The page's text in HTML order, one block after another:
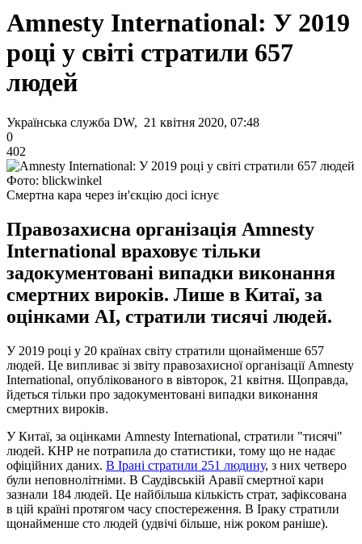
Amnesty International: У 2019
році у світі стратили 657
людей
Українська служба DW, 21 квітня 2020, 07:48
0
402
Фото: blickwinkel
Смертна кара через ін'єкцію досі існує
Правозахисна організація Amnesty
International враховує тільки
задокументовані випадки виконання
смертних вироків. Лише в Китаї, за
оцінками AI, стратили тисячі людей.
У 2019 році у 20 країнах світу стратили щонайменше 657
людей. Це випливає зі звіту правозахисної організації Amnesty
International, опублікованого в вівторок, 21 квітня. Щоправда,
йдеться тільки про задокументовані випадки виконання
смертних вироків.
У Китаї, за оцінками Amnesty International, стратили "тисячі"
людей. КНР не потрапила до статистики, тому що не надає
офіційних даних. В Ірані стратили 251 людину, з них четверо
були неповнолітніми. В Саудівській Аравії смертної кари
зазнали 184 людей. Це найбільша кількість страт, зафіксована
в цій країні протягом часу спостереження. В Іраку стратили
щонайменше сто людей (удвічі більше, ніж роком раніше).